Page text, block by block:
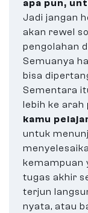
apa pun,
Jadi jangan
akan rewel
pengolahan
Semuanya
bisa
Sementara
lebih ke arah
kamu
untuk
kemampuan
tugas akhir
terjun
nyata, atau